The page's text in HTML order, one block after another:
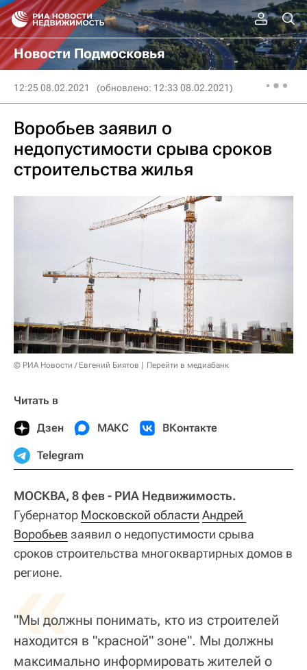
Новости Подмосковья
12:25 08.02.2021 (обновлено: 12:33 08.02.2021)
Воробьев заявил о
недопустимости срыва сроков
строительства жилья
© РИА Новости / Евгений Биятов Перейти в медиабанк
Читать в
Дзен МАКС ВКонтакте
Telegram
МОСКВА, 8 фев - РИА Недвижимость.
Губернатор Московской области Андрей
Воробьев заявил о недопустимости срыва
сроков строительства многоквартирных домов в
регионе.
«
"Мы должны понимать, кто из строителей
находится в "красной" зоне". Мы должны
максимально информировать жителей о